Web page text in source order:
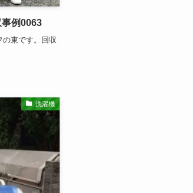
事例0063
東です。回収
洗濯機